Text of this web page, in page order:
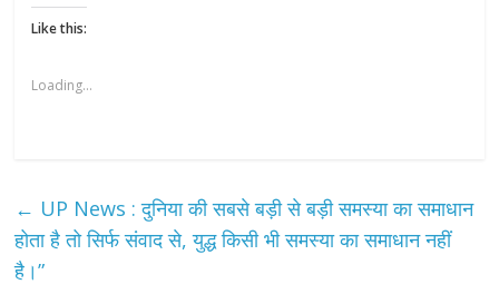
Like this:
Loading...
← UP News : दुनिया की सबसे बड़ी से बड़ी समस्या का समाधान
होता है तो सिर्फ संवाद से, युद्ध किसी भी समस्या का समाधान नहीं
है।”